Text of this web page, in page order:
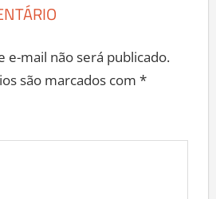
e-mail não será publicado.
são marcados com *